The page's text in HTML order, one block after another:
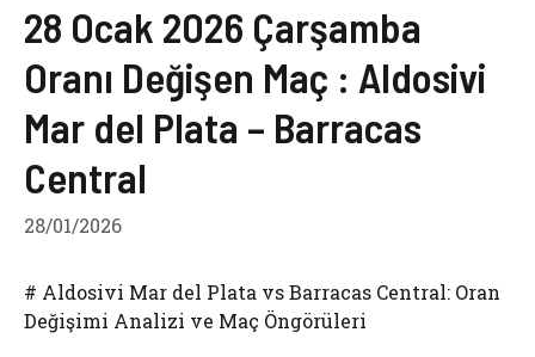
28 Ocak 2026 Çarşamba
Oranı Değişen Maç : Aldosivi
Mar del Plata – Barracas
Central
28/01/2026
# Aldosivi Mar del Plata vs Barracas Central: Oran
Değişimi Analizi ve Maç Öngörüleri